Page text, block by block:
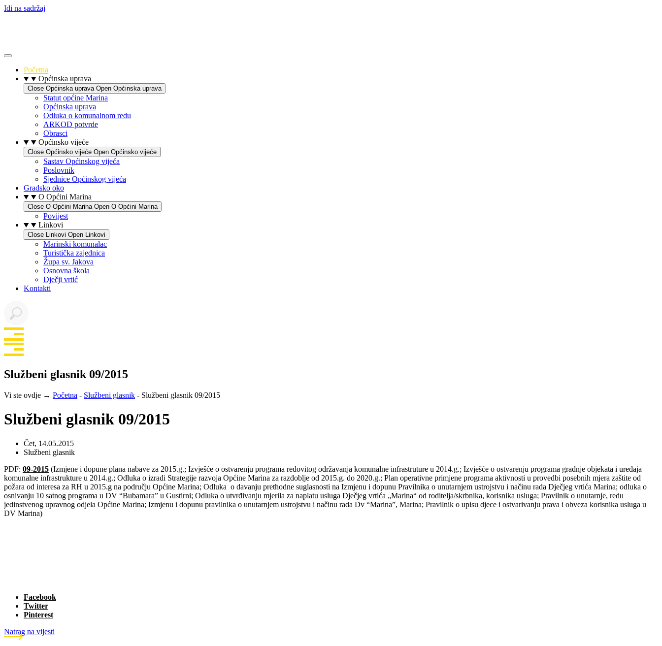
Idi na sadržaj
Početna
Općinska uprava
Close Općinska uprava Open Općinska uprava
Statut općine Marina
Općinska uprava
Odluka o komunalnom redu
ARKOD potvrde
Obrasci
Općinsko vijeće
Close Općinsko vijeće Open Općinsko vijeće
Sastav Općinskog vijeća
Poslovnik
Sjednice Općinskog vijeća
Gradsko oko
O Općini Marina
Close O Općini Marina Open O Općini Marina
Povijest
Linkovi
Close Linkovi Open Linkovi
Marinski komunalac
Turistička zajednica
Župa sv. Jakova
Osnovna škola
Dječji vrtić
Kontakti
Službeni glasnik 09/2015
Vi ste ovdje → Početna - Službeni glasnik - Službeni glasnik 09/2015
Službeni glasnik 09/2015
Čet, 14.05.2015
Službeni glasnik
PDF: 09-2015 (Izmjene i dopune plana nabave za 2015.g.; Izvješće o ostvarenju programa redovitog održavanja komunalne infrastruture u 2014.g.; Izvješće o ostvarenju programa gradnje objekata i uređaja
komunalne infrastrukture u 2014.g.; Odluka o izradi Strategije razvoja Općine Marina za razdoblje od 2015.g. do 2020.g.; Plan operativne primjene programa aktivnosti u provedbi posebnih mjera zaštite od
požara od interesa za RH u 2015.g na području Općine Marina; Odluka o davanju prethodne suglasnosti na Izmjenu i dopunu Pravilnika o unutarnjem ustrojstvu i načinu rada Dječjeg vrtića Marina; odluka o
osnivanju 10 satnog programa u DV “Bubamara” u Gustirni; Odluka o utvrđivanju mjerila za naplatu usluga Dječjeg vrtića „Marina“ od roditelja/skrbnika, korisnika usluga; Pravilnik o unutarnje, redu
jedinstvenog upravnog odjela Općine Marina; Izmjenu i dopunu pravilnika o unutarnjem ustrojstvu i načinu rada Dv “Marina”, Marina; Pravilnik o upisu djece i ostvarivanju prava i obveza korisnika usluga u
DV Marina)
Facebook
Twitter
Pinterest
Natrag na vijesti